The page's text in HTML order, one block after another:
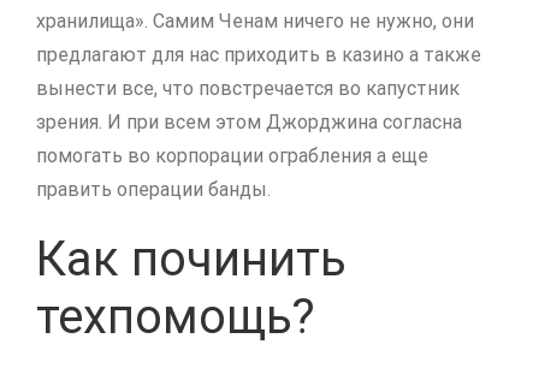
хранилища». Самим Ченам ничего не нужно, они
предлагают для нас приходить в казино а также
вынести все, что повстречается во капустник
зрения. И при всем этом Джорджина согласна
помогать во корпорации ограбления а еще
править операции банды.
Как починить
техпомощь?